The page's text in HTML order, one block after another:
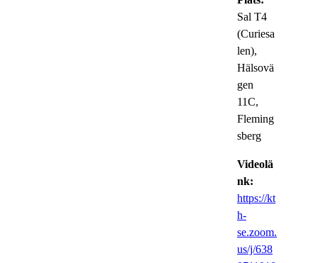
Sal T4
(Curiesa
len),
Hälsovä
gen
11C,
Fleming
sberg
Videolä
nk:
https://kt
h-
se.zoom.
us/j/638